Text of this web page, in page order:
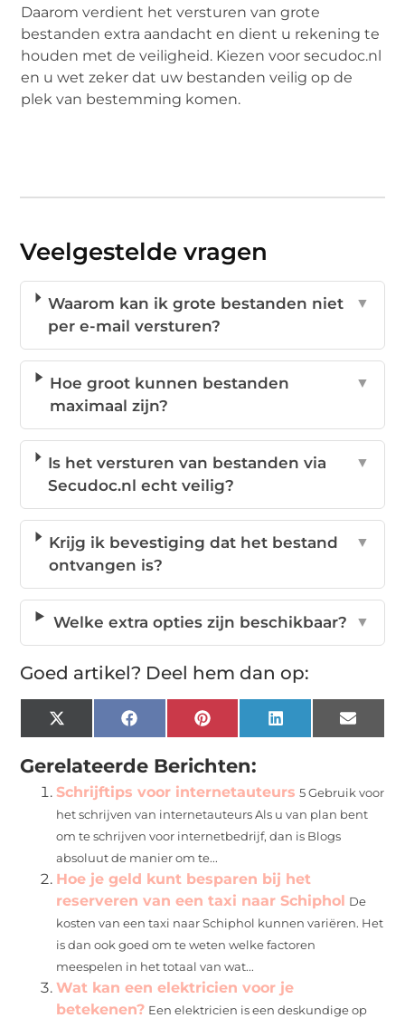
Daarom verdient het versturen van grote
bestanden extra aandacht en dient u rekening te
houden met de veiligheid. Kiezen voor secudoc.nl
en u wet zeker dat uw bestanden veilig op de
plek van bestemming komen.
Veelgestelde vragen
Waarom kan ik grote bestanden niet
per e-mail versturen?
▼
Hoe groot kunnen bestanden
maximaal zijn?
▼
Is het versturen van bestanden via
Secudoc.nl echt veilig?
▼
Krijg ik bevestiging dat het bestand
ontvangen is?
▼
Welke extra opties zijn beschikbaar? ▼
Goed artikel? Deel hem dan op:
X
(Twitter)
FacebookPinterest LinkedIn Email
Gerelateerde Berichten:
Schrijftips voor internetauteurs 5 Gebruik voor
het schrijven van internetauteurs Als u van plan bent
om te schrijven voor internetbedrijf, dan is Blogs
absoluut de manier om te...
Hoe je geld kunt besparen bij het
reserveren van een taxi naar Schiphol De
kosten van een taxi naar Schiphol kunnen variëren. Het
is dan ook goed om te weten welke factoren
meespelen in het totaal van wat...
Wat kan een elektricien voor je
betekenen? Een elektricien is een deskundige op